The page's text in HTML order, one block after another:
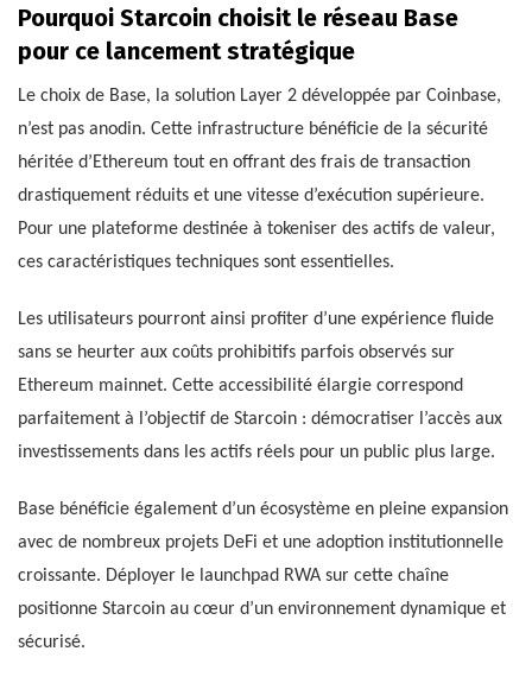
Pourquoi Starcoin choisit le réseau Base
pour ce lancement stratégique
Le choix de Base, la solution Layer 2 développée par Coinbase,
n’est pas anodin. Cette infrastructure bénéficie de la sécurité
héritée d’Ethereum tout en offrant des frais de transaction
drastiquement réduits et une vitesse d’exécution supérieure.
Pour une plateforme destinée à tokeniser des actifs de valeur,
ces caractéristiques techniques sont essentielles.
Les utilisateurs pourront ainsi profiter d’une expérience fluide
sans se heurter aux coûts prohibitifs parfois observés sur
Ethereum mainnet. Cette accessibilité élargie correspond
parfaitement à l’objectif de Starcoin : démocratiser l’accès aux
investissements dans les actifs réels pour un public plus large.
Base bénéficie également d’un écosystème en pleine expansion
avec de nombreux projets DeFi et une adoption institutionnelle
croissante. Déployer le launchpad RWA sur cette chaîne
positionne Starcoin au cœur d’un environnement dynamique et
sécurisé.